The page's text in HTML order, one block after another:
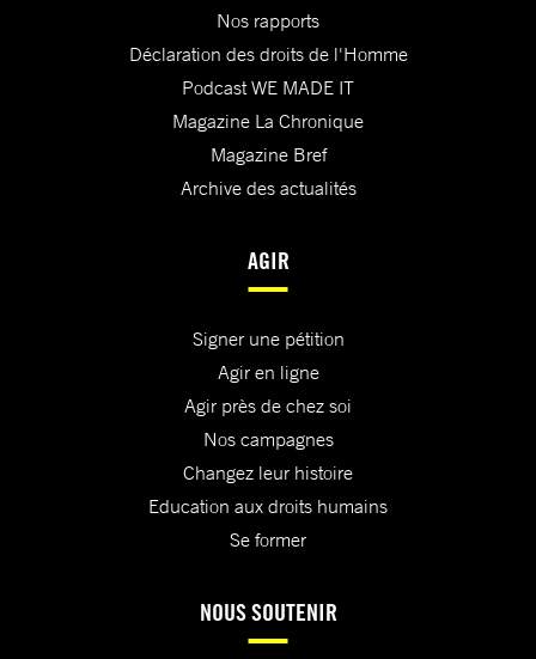
Nos rapports
Déclaration des droits de l'Homme
Podcast WE MADE IT
Magazine La Chronique
Magazine Bref
Archive des actualités
AGIR
Signer une pétition
Agir en ligne
Agir près de chez soi
Nos campagnes
Changez leur histoire
Education aux droits humains
Se former
NOUS SOUTENIR